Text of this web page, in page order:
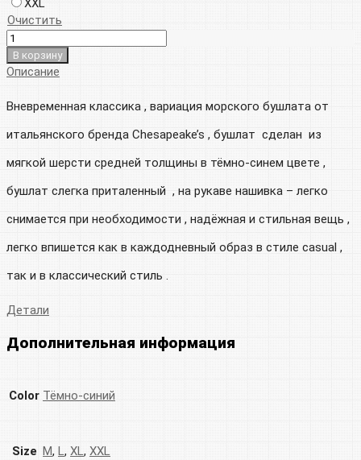
XXL
Очистить
В корзину
Описание
Вневременная классика , вариация морского бушлата от
итальянского бренда Chesapeake’s , бушлат сделан из
мягкой шерсти средней толщины в тёмно-синем цвете ,
бушлат слегка приталенный , на рукаве нашивка – легко
снимается при необходимости , надёжная и стильная вещь ,
легко впишется как в каждодневный образ в стиле casual ,
так и в классический стиль .
Детали
Дополнительная информация
Color Тёмно-синий
Size M, L, XL, XXL